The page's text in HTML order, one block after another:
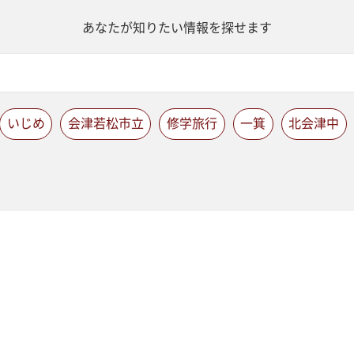
あなたが知りたい情報を探せます
いじめ 会津若松市立 修学旅行 一箕 北会津中